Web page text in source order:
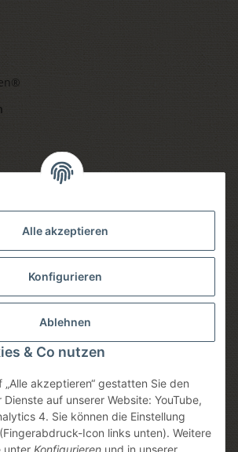
Alle akzeptieren
Konfigurieren
Ablehnen
& Co nutzen
„Alle akzeptieren“ gestatten Sie den
auf unserer Website: YouTube,
4. Sie können die Einstellung
Icon links unten). Weitere
unter Konfigurieren und in unserer